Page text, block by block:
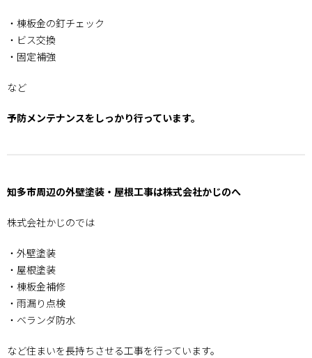
・棟板金の釘チェック
・ビス交換
・固定補強
など
予防メンテナンスをしっかり行っています。
知多市周辺の外壁塗装・屋根工事は株式会社かじのへ
株式会社かじのでは
・外壁塗装
・屋根塗装
・棟板金補修
・雨漏り点検
・ベランダ防水
など住まいを長持ちさせる工事を行っています。